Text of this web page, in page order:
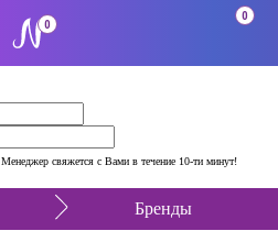
Менеджер свяжется с Вами в течение 10-ти минут!
0
0
Бренды